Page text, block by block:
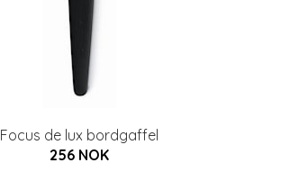
Focus de lux bordgaffel
256 NOK